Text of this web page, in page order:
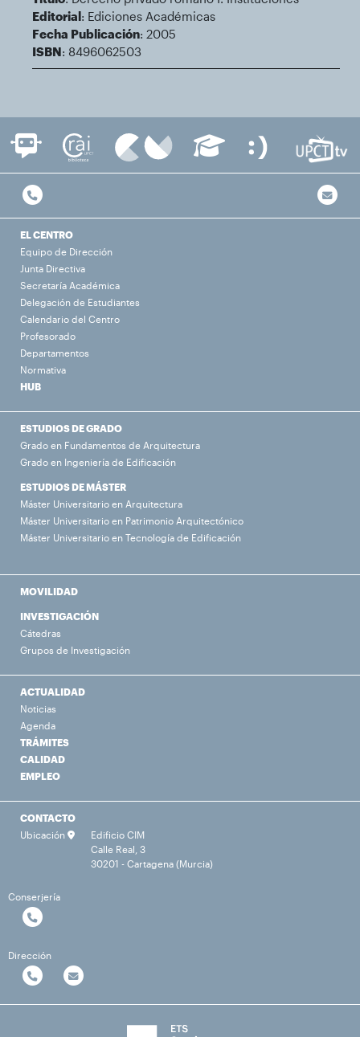
Editorial: Ediciones Académicas
Fecha Publicación: 2005
ISBN: 8496062503
EL CENTRO
Equipo de Dirección
Junta Directiva
Secretaría Académica
Delegación de Estudiantes
Calendario del Centro
Profesorado
Departamentos
Normativa
HUB
ESTUDIOS DE GRADO
Grado en Fundamentos de Arquitectura
Grado en Ingeniería de Edificación
ESTUDIOS DE MÁSTER
Máster Universitario en Arquitectura
Máster Universitario en Patrimonio Arquitectónico
Máster Universitario en Tecnología de Edificación
MOVILIDAD
INVESTIGACIÓN
Cátedras
Grupos de Investigación
ACTUALIDAD
Noticias
Agenda
TRÁMITES
CALIDAD
EMPLEO
CONTACTO
Ubicación
Edificio CIM
Calle Real, 3
30201 - Cartagena (Murcia)
Conserjería
Dirección